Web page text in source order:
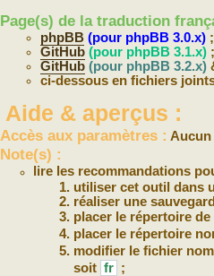
Page(s) de la traduction
phpBB (pour phpBB 3.0.x);
GitHub (pour phpBB 3.1.x);
GitHub (pour phpBB 3.2.x)
ci-dessous en fichiers
Aide & aperçus :
Accès aux paramètres : Aucun
Note(s) :
lire les recommandations
utiliser cet outil dans
réaliser une
placer le répertoire
placer le répertoire
modifier le fichier
soit fr ;